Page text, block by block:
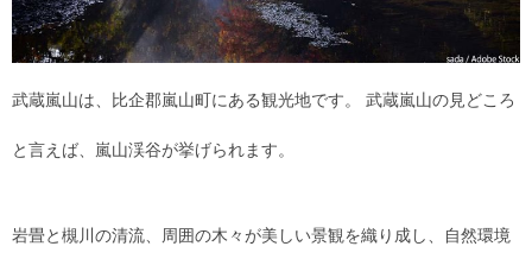
武蔵嵐山は、比企郡嵐山町にある観光地です。 武蔵嵐山の見どころ
と言えば、嵐山渓谷が挙げられます。
岩畳と槻川の清流、周囲の木々が美しい景観を織り成し、自然環境